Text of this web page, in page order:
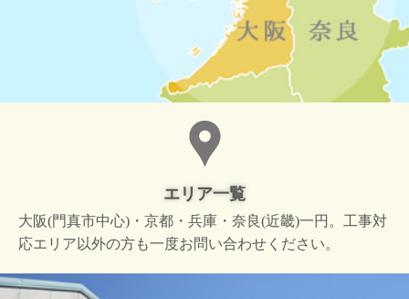
エリア一覧
大阪(門真市中心)・京都・兵庫・奈良(近畿)一円。工事対
応エリア以外の方も一度お問い合わせください。